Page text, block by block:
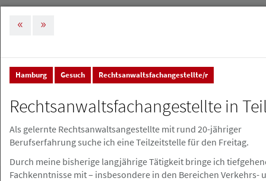
Stellenmarkt & Anzeigen Stellenanzeigen
Stellenanzeigen
Stellenanzeige erstellen
Hamburg Gesuch Rechtsanwaltsfachangestellte/r
Rechtsanwaltsfachangestellte in
Als gelernte Rechtsanwaltsangestellte mit rund 20-jähriger
Berufserfahrung suche ich eine Teilzeitstelle für den Freitag.
Durch meine bisherige langjährige Tätigkeit bringe ich
Fachkenntnisse mit – insbesondere in den Bereichen Verkehrs-